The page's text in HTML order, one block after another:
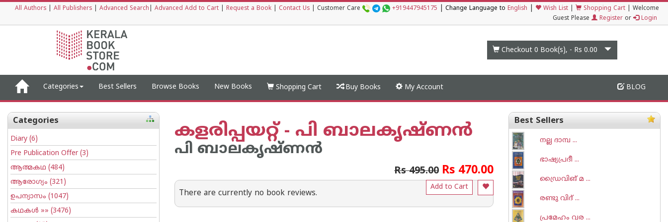
All Authors All Publishers Advanced Search Advanced Add to Cart Request a Book Contact Us Customer Care +919447945175 Change Language to English Wish List Shopping Cart
Welcome
Guest Please
Register or Login
Checkout 0 Book(s), - Rs 0.00
Categories Best Sellers Browse Books New Books Shopping Cart Buy Books My Account BLOG
Categories
Diary (6)
Pre Publication Offer(3)
ആത്മകഥ (484)
ആരോഗ്യം (321)
ഉപന്യാസം (1047)
കഥകള്‍ »» (3476)
കളരിപ്പയറ്റ് - പി ബാലകൃഷ്‌ണൻ
പി ബാലകൃഷ്ണന്‍
Rs 495.00 Rs 470.00
Add to Cart
There are currently no book reviews.
Best Sellers
നല്ല ദാമ്പ ...
ഭാഷ്യപ്രദീ ...
ഡ്രൈവിങ് മ ...
രണ്ടു വിദ് ...
പ്രമേഹം വര ...